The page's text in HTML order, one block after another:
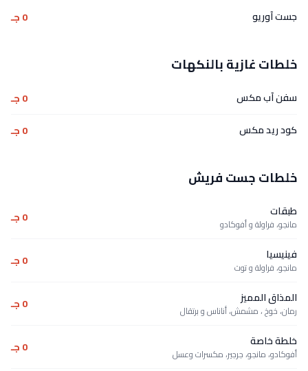
جست آوريو 0 جـ
خلطات غازية بالنكهات
سفن آب مكس
0 جـ
كود ريد مكس
0 جـ
خلطات جست فريش
طبقات
مانجو، فراولة و أفوكادو 0 جـ
فينيسيا
مانجو، فراولة و توت 0 جـ
المذاق المميز
رمان، خوخ ، مشمش، أناناس و برتقال 0 جـ
خلطة خاصة
أفوكادو، مانجو، جرجير، مكسرات وعسل 0 جـ